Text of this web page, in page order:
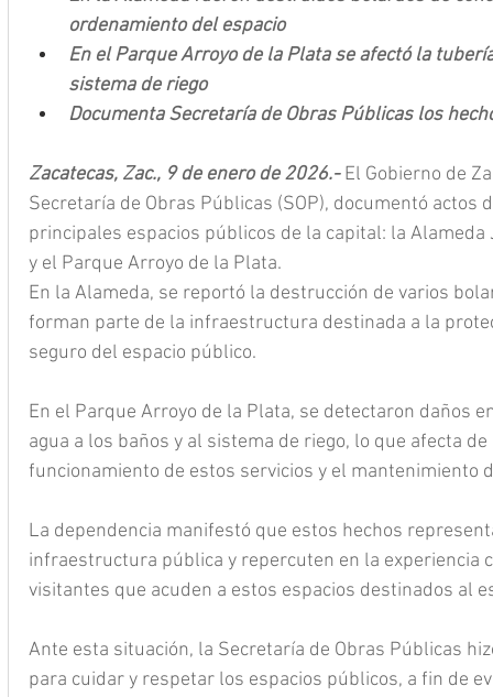
ordenamiento del espacio
En el Parque Arroyo de la Plata se afectó la
sistema de riego
Documenta Secretaría de Obras Públicas los
Zacatecas, Zac., 9 de enero de 2026.- El Gobierno de
Secretaría de Obras Públicas (SOP), documentó actos
principales espacios públicos de la capital: la Alameda
y el Parque Arroyo de la Plata.
En la Alameda, se reportó la destrucción de varios
forman parte de la infraestructura destinada a la
seguro del espacio público.
En el Parque Arroyo de la Plata, se detectaron daños
agua a los baños y al sistema de riego, lo que afecta
funcionamiento de estos servicios y el mantenimiento
La dependencia manifestó que estos hechos
infraestructura pública y repercuten en la experiencia
visitantes que acuden a estos espacios destinados al
Ante esta situación, la Secretaría de Obras Públicas
para cuidar y respetar los espacios públicos, a fin de